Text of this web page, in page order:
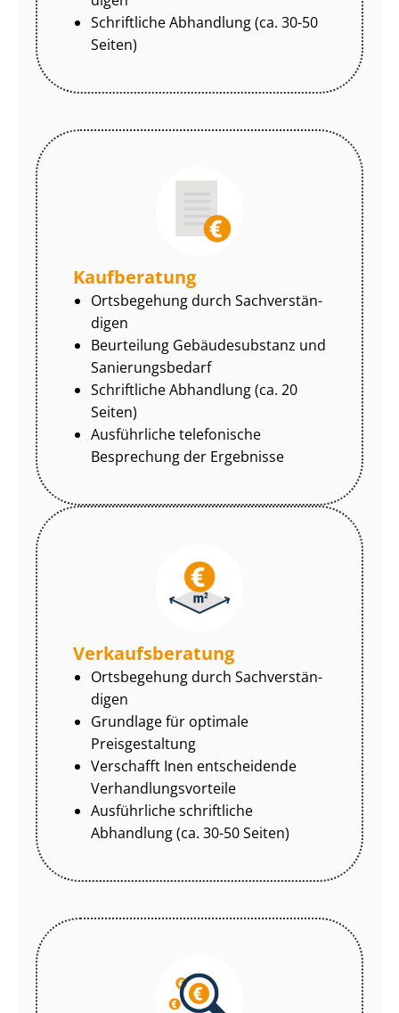
Schriftliche Abhandlung (ca. 30-50
Seiten)
Kaufberatung
Ortsbegehung durch Sach­ver­stän­
di­gen
Beurteilung Gebäudesubstanz und
Sa­nie­rungs­be­darf
Schriftliche Abhandlung (ca. 20
Seiten)
Ausführliche telefonische
Besprechung der Ergebnisse
Ver­kaufs­be­ra­tung
Ortsbegehung durch Sach­ver­stän­
di­gen
Grundlage für optimale
Preisgestaltung
Verschafft Inen entscheidende
Ver­hand­lungs­vor­tei­le
Ausführliche schriftliche
Abhandlung (ca. 30-50 Seiten)